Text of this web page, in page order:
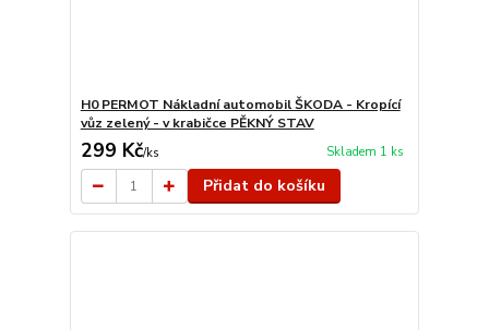
H0 PERMOT Nákladní automobil ŠKODA - Kropící
vůz zelený - v krabičce PĚKNÝ STAV
299 Kč/ks Skladem 1 ks
Přidat do košíku